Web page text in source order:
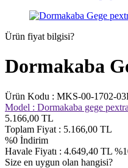
Ürün fiyat bilgisi?
Dormakaba
Ürün Kodu : MKS-00-1702-
Model : Dormakaba gege
5.166,00 TL
Toplam Fiyat : 5.166,00 TL
%0 İndirim
Havale Fiyatı : 4.649,40 TL
Size en uygun olan hangisi?